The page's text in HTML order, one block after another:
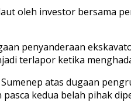
oleh investor bersama
penyanderaan
terlapor ketika
atas dugaan
kedua belah pihak